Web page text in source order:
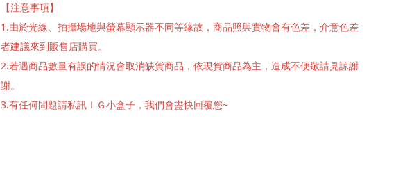
【注意事項】
1.由於光線、拍攝場地與螢幕顯示器不同等緣故，商品照與實物會有色差，介意色差
者建議來到販售店購買。
2.若遇商品數量有誤的情況會取消缺貨商品，依現貨商品為主，造成不便敬請見諒謝
謝。
3.有任何問題請私訊ＩＧ小盒子，我們會盡快回覆您~